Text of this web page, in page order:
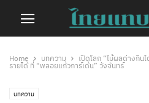
Home บทความ
เปิดโลก “ไม้ผลด่างกิน
รายได้ ที่ “พลอยแก้วการ์เด้น” วังจันทร์​
บทความ